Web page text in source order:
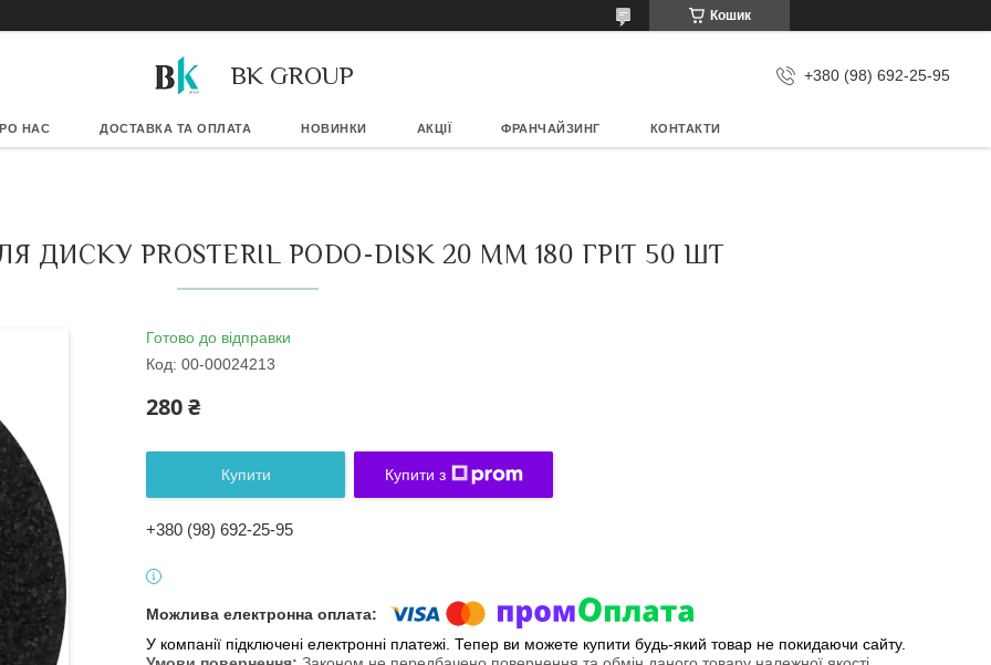
Кошик
BK GROUP +380 (98) 692-25-95
НАС ДОСТАВКА ТА ОПЛАТА НОВИНКИ АКЦІЇ ФРАНЧАЙЗИНГ КОНТАКТИ
ДИСКУ PROSTERIL PODO-DISK 20 ММ 180 ГРІТ 50 ШТ
Готово до відправки
Код: 00-00024213
280 ₴
Купити Купити з
+380 (98) 692-25-95
У компанії підключені електронні платежі. Тепер ви можете купити будь-який товар не покидаючи сайту.